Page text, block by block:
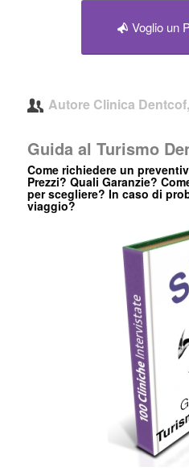
Voglio un
Autore Clinica
Guida al Turismo
Come richiedere un
Prezzi? Quali Garanzie?
per scegliere? In caso di
viaggio?